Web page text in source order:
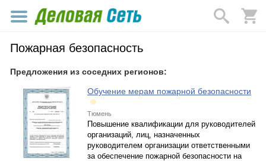
Пожарная безопасность
Предложения из соседних регионов:
Обучение мерам пожарной безопасности
Тюмень
Повышение квалификации для руководителей
организаций, лиц, назначенных
руководителем организации ответственными
за обеспечение пожарной безопасности на